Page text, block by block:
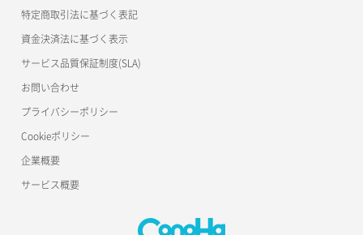
特定商取引法に基づく表記
資金決済法に基づく表示
サービス品質保証制度(SLA)
お問い合わせ
プライバシーポリシー
Cookieポリシー
企業概要
サービス概要